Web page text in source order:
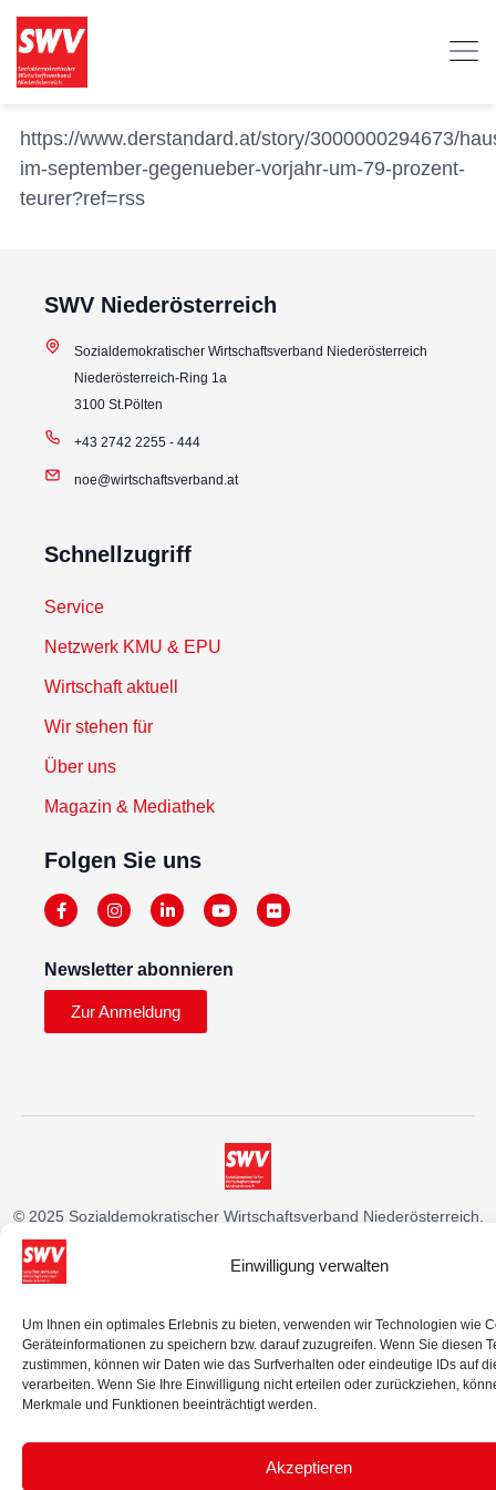
Einwilligung verwalten
Um Ihnen ein optimales Erlebnis zu bieten, verwenden wir Technologien wie
Geräteinformationen zu speichern bzw. darauf zuzugreifen. Wenn Sie diesen
zustimmen, können wir Daten wie das Surfverhalten oder eindeutige IDs auf
verarbeiten. Wenn Sie Ihre Einwilligung nicht erteilen oder zurückziehen,
Merkmale und Funktionen beeinträchtigt werden.
Akzeptieren
https://www.derstandard.at/story/3000000294673/
im-september-gegenueber-vorjahr-um-79-prozent-
teurer?ref=rss
SWV Niederösterreich
Sozialdemokratischer Wirtschaftsverband Niederösterreich
Niederösterreich-Ring 1a
3100 St.Pölten
+43 2742 2255 - 444
noe@wirtschaftsverband.at
Schnellzugriff
Service
Netzwerk KMU & EPU
Wirtschaft aktuell
Wir stehen für
Über uns
Magazin & Mediathek
Folgen Sie uns
Newsletter abonnieren
Zur Anmeldung
© 2025 Sozialdemokratischer Wirtschaftsverband Niederösterreich.